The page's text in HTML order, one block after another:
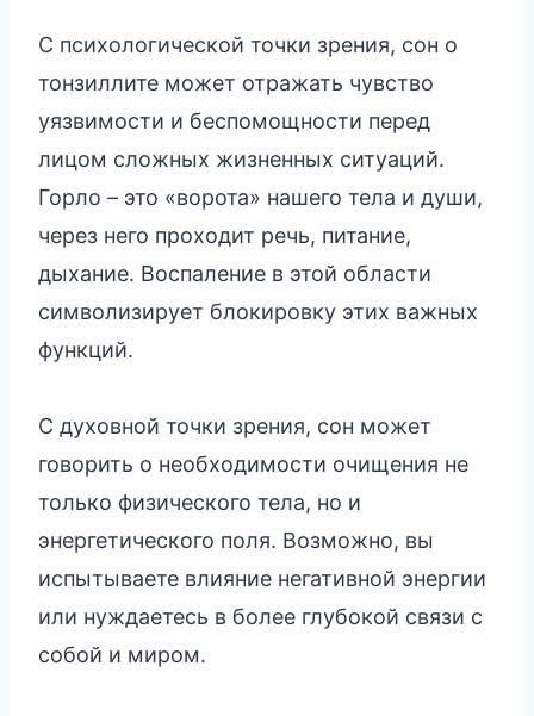
С психологической точки зрения, сон о
тонзиллите может отражать чувство
уязвимости и беспомощности перед
лицом сложных жизненных ситуаций.
Горло – это «ворота» нашего тела и души,
через него проходит речь, питание,
дыхание. Воспаление в этой области
символизирует блокировку этих важных
функций.
С духовной точки зрения, сон может
говорить о необходимости очищения не
только физического тела, но и
энергетического поля. Возможно, вы
испытываете влияние негативной энергии
или нуждаетесь в более глубокой связи с
собой и миром.